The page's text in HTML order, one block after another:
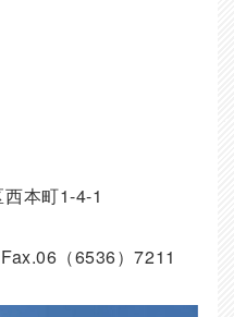
本町1-4-1
（6536）7211